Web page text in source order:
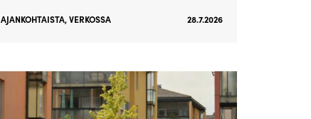
AJANKOHTAISTA,VERKOSSA 28.7.2026